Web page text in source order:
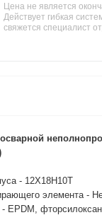
Цена не является
Действует гибкая
свяжется специалист
- 12Х18Н10Т
элемента -
EPDM,